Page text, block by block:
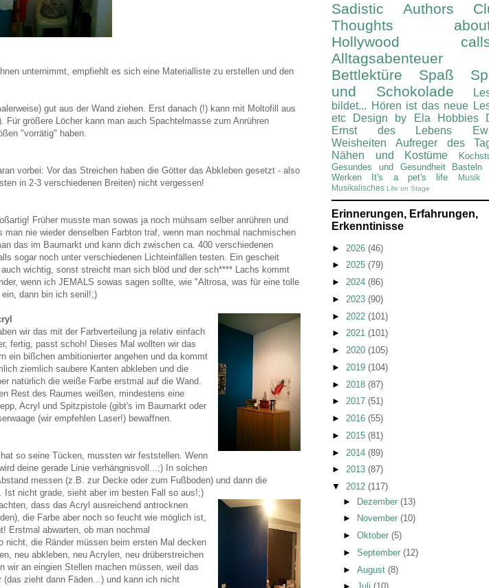
unternimmt, empfiehlt es sich eine Materialliste zu erstellen und den
gut aus der Wand ziehen. Erst danach (!) kann mit Moltofill aus
Für größere Löcher kann man auch Spachtelmasse zum Anrühren
"vorrätig" haben.
vorbei: Vor das Streichen haben die Götter das Abkleben gesetzt - also
in 2-3 verschiedenen Breiten) nicht vergessen!
Früher musste man sowas ja noch mühsam selber anrühren und
man nie wieder denselben Farbton traf, wenn man nochmal nachmischen
das im Baumarkt und kann dich zwischen ca. 400 verschiedenen
sogar noch unter verschiedenen Lichteinfällen testen. Ein gescheit
wichtig, sonst streicht man sich blöd und der sch**** Lachs kommt
wenn ich JEMALS sowas sagen sollte, wie "Altrosa, was für eine tolle
dann bin ich senil!;)
wir das mit der Farbverteilung ja relativ einfach
fertig, passt schoh! Dieses Mal wollten wir das
ein bißchen ambitionierter angehen und da kommt
ziemlich saubere Kanten abkleben und die
natürlich die weiße Farbe erstmal auf die Wand.
Rest des Raumes weißen, mindestens eine
Acryl und Spitzpistole (gibt's im Baumarkt oder
(wir empfehlen Laser!) bewaffnen.
so seine Tücken, mussten wir feststellen. Wenn
deine gerade Linie verhängnisvoll...;) In solchen
messen (z.B. zur Decke oder zum Fußboden) und dann die
Ist nicht grade, sieht aber im besten Fall so aus!;)
dass das Acryl ausreichend antrocknen
die Farbe aber noch so feucht wie möglich ist,
Erstmal abwarten, ob man nochmal
nicht, die Ränder müssen beim ersten Mal decken
neu abkleben, neu Acrylen, neu drüberstreichen
wir an eingien Stellen machen müssen, weil das
zieht dann Fäden...) und kann ich nicht
Sadistic Authors
Thoughts
Hollywood
Alltagsabenteuer
Bettlektüre
Spaß
und Schokolade
bildet... Hören ist das neue
etc
Design by Ela Hobbies
Ernst des Lebens
Weisheiten
Aufreger des
Nähen und Kostüme
Gesundes und Gesundheit
Basteln
Werken
It's a pet's life
Musik
Musikalisches Life on Stage
Erinnerungen, Erfahrungen,
Erkenntinisse
► 2026 (46)
► 2025 (79)
► 2024 (86)
► 2023 (90)
► 2022 (101)
► 2021 (101)
► 2020 (105)
► 2019 (104)
► 2018 (87)
► 2017 (51)
► 2016 (55)
► 2015 (81)
► 2014 (89)
► 2013 (87)
▼ 2012 (117)
► Dezember (13)
►
November (10)
► Oktober (5)
► September (12)
► August (8)